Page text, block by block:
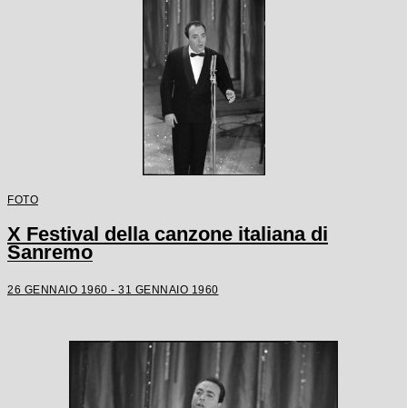
FOTO
X Festival della canzone italiana di
Sanremo
26 GENNAIO 1960 - 31 GENNAIO 1960